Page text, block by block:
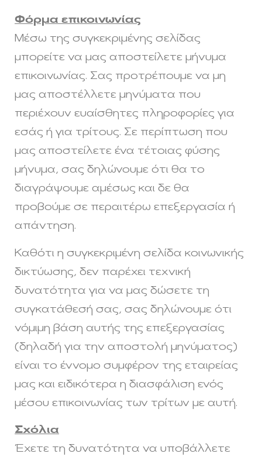
Φόρμα επικοινωνίας
Μέσω της συγκεκριμένης σελίδας
μπορείτε να μας αποστείλετε μήνυμα
επικοινωνίας. Σας προτρέπουμε να μη
μας αποστέλλετε μηνύματα που
περιέχουν ευαίσθητες πληροφορίες για
εσάς ή για τρίτους. Σε περίπτωση που
μας αποστείλετε ένα τέτοιας φύσης
μήνυμα, σας δηλώνουμε ότι θα το
διαγράψουμε αμέσως και δε θα
προβούμε σε περαιτέρω επεξεργασία ή
απάντηση.
Καθότι η συγκεκριμένη σελίδα κοινωνικής
δικτύωσης, δεν παρέχει τεχνική
δυνατότητα για να μας δώσετε τη
συγκατάθεσή σας, σας δηλώνουμε ότι
νόμιμη βάση αυτής της επεξεργασίας
(δηλαδή για την αποστολή μηνύματος)
είναι το έννομο συμφέρον της εταιρείας
μας και ειδικότερα η διασφάλιση ενός
μέσου επικοινωνίας των τρίτων με αυτή.
Σχόλια
Έχετε τη δυνατότητα να υποβάλλετε